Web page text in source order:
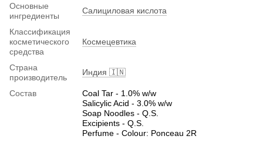
Основные
ингредиенты
Салициловая кислота
Классификация
косметического
средства
Космецевтика
Страна
производитель
Индия 🇮🇳
Состав
Coal Tar - 1.0% w/w
Salicylic Acid - 3.0% w/w
Soap Noodles - Q.S.
Excipients - Q.S.
Perfume - Colour: Ponceau 2R